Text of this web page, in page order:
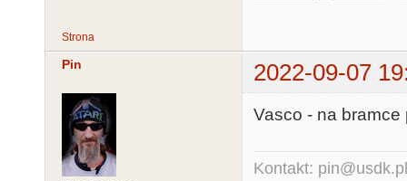
Strona
Pin 2022-09-07
Vasco - na
Kontakt: pin@usdk.pl